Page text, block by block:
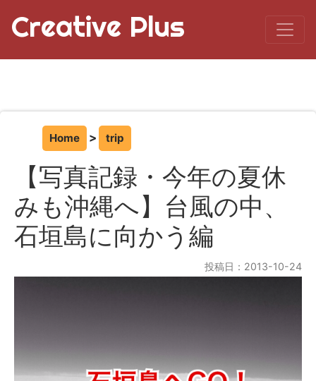
Creative Plus
Home trip
【写真記録・今年の夏休
みも沖縄へ】台風の中、
石垣島に向かう編
投稿日：2013-10-24